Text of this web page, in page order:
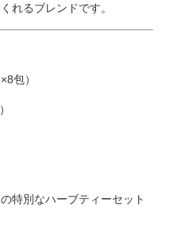
れるブレンドです。
包）
特別なハーブティーセット